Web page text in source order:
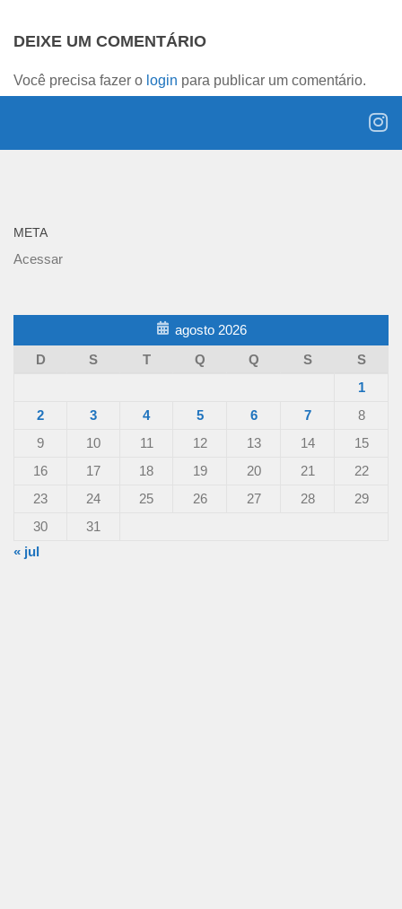
DEIXE UM COMENTÁRIO
Você precisa fazer o login para publicar um comentário.
META
Acessar
agosto 2026
D
S T Q Q S
S
1
2
3 4 5 6 7
8
9
10 11 12 13 14
15
16
17 18 19 20 21
22
23
24 25 26 27 28
29
30
31
« jul